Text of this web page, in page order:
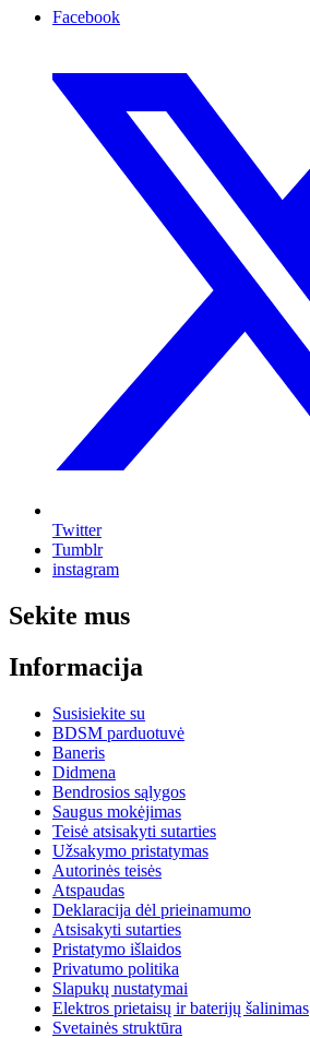
Facebook
Twitter
Tumblr
instagram
Sekite mus
Informacija
Susisiekite su
BDSM parduotuvė
Baneris
Didmena
Bendrosios sąlygos
Saugus mokėjimas
Teisė atsisakyti sutarties
Užsakymo pristatymas
Autorinės teisės
Atspaudas
Deklaracija dėl prieinamumo
Atsisakyti sutarties
Pristatymo išlaidos
Privatumo politika
Slapukų nustatymai
Elektros prietaisų ir baterijų šalinimas
Svetainės struktūra